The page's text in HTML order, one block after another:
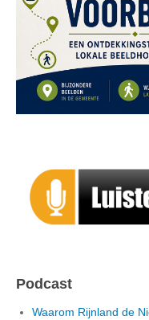
Podcast
Waarom Rijnland de